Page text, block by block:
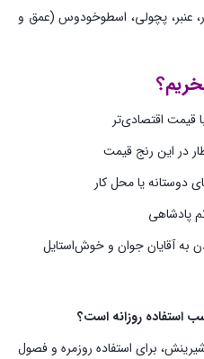
عنبر، پچولی، اسطوخودوس (عمق و
در این رنج قیمت
دوستانه یا محل کار
پادشاهی
به آقایان جوان و خوش‌استایل
برای استفاده روزمره و فصول